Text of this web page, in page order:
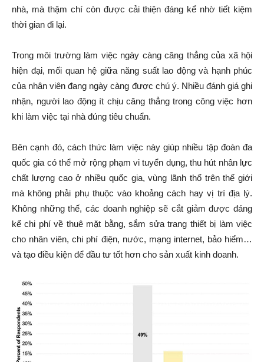
nhà, mà thậm chí còn được cải thiện đáng kể nhờ tiết kiệm
thời gian đi lại.
Trong môi trường làm việc ngày càng căng thẳng của xã hội
hiện đại, mối quan hệ giữa năng suất lao động và hạnh phúc
của nhân viên đang ngày càng được chú ý. Nhiều đánh giá ghi
nhận, người lao động ít chịu căng thẳng trong công việc hơn
khi làm việc tại nhà đúng tiêu chuẩn.
Bên cạnh đó, cách thức làm việc này giúp nhiều tập đoàn đa
quốc gia có thể mở rộng phạm vi tuyển dụng, thu hút nhân lực
chất lượng cao ở nhiều quốc gia, vùng lãnh thổ trên thế giới
mà không phải phụ thuộc vào khoảng cách hay vị trí địa lý.
Không những thế, các doanh nghiệp sẽ cắt giảm được đáng
kể chi phí về thuê mặt bằng, sắm sửa trang thiết bị làm việc
cho nhân viên, chi phí điện, nước, mạng internet, bảo hiểm…
và tạo điều kiện để đầu tư tốt hơn cho sản xuất kinh doanh.